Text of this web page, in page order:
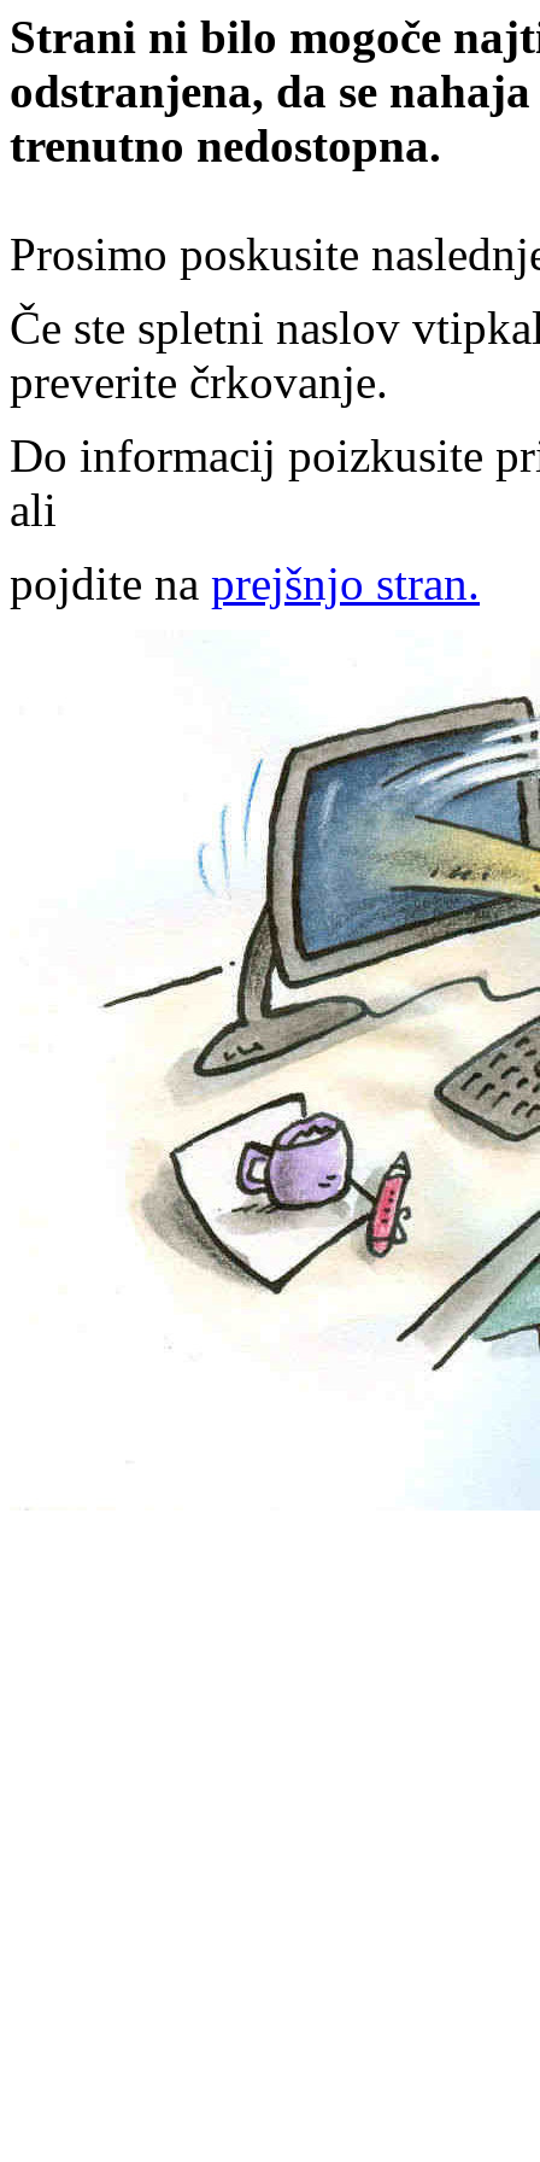
Strani ni bilo mogoče
odstranjena, da se
trenutno nedostopna.
Prosimo poskusite
Če ste spletni naslov
preverite črkovanje.
Do informacij poizkusite
ali
pojdite na prejšnjo stran.